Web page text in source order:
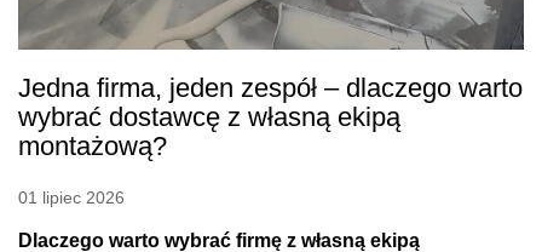
Jedna firma, jeden zespół – dlaczego warto
wybrać dostawcę z własną ekipą
montażową?
01 lipiec 2026
Dlaczego warto wybrać firmę z własną ekipą